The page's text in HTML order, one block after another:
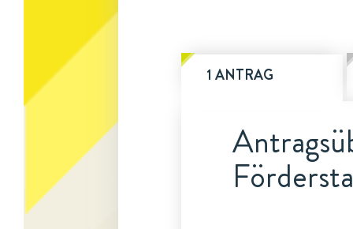
1 ANTRAG